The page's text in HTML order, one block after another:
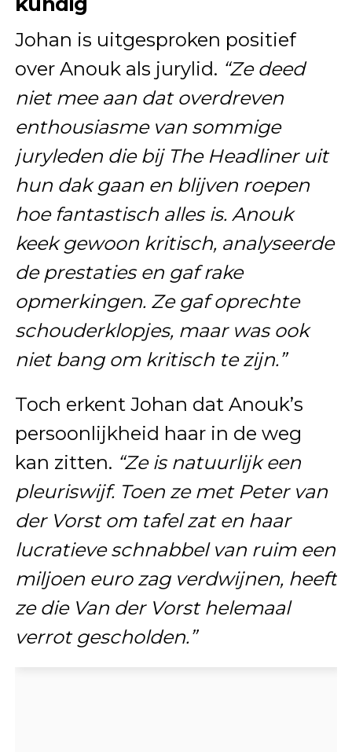
Johan is uitgesproken positief
over Anouk als jurylid. “Ze deed
niet mee aan dat overdreven
enthousiasme van sommige
juryleden die bij The Headliner uit
hun dak gaan en blijven roepen
hoe fantastisch alles is. Anouk
keek gewoon kritisch, analyseerde
de prestaties en gaf rake
opmerkingen. Ze gaf oprechte
schouderklopjes, maar was ook
niet bang om kritisch te zijn.”
Toch erkent Johan dat Anouk’s
persoonlijkheid haar in de weg
kan zitten. “Ze is natuurlijk een
pleuriswijf. Toen ze met Peter van
der Vorst om tafel zat en haar
lucratieve schnabbel van ruim een
miljoen euro zag verdwijnen, heeft
ze die Van der Vorst helemaal
verrot gescholden.”